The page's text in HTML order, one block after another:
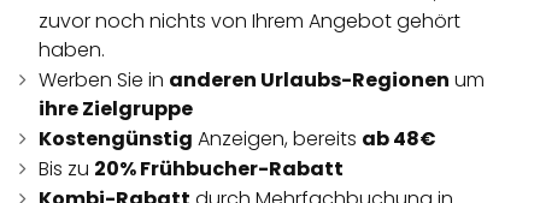
zuvor noch nichts von Ihrem Angebot gehört
haben.
Werben Sie in anderen Urlaubs-Regionen um
ihre Zielgruppe
Kostengünstig Anzeigen, bereits ab 48€
Bis zu 20% Frühbucher-Rabatt